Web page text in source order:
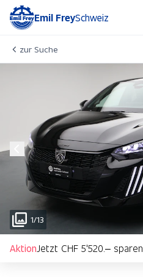
Emil FreySchweiz
zur Suche
1/13
AktionJetzt CHF 5'520.– sparen